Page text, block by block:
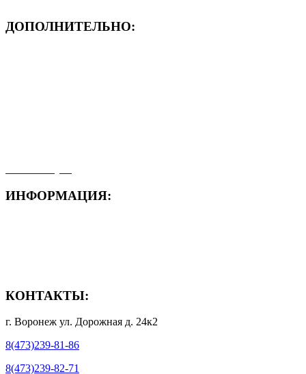
ДОПОЛНИТЕЛЬНО:
ИНФОРМАЦИЯ:
КОНТАКТЫ:
г. Воронеж ул. Дорожная д. 24к2
8(473)239-81-86
8(473)239-82-71